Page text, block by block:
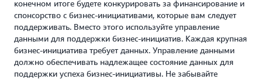
конечном итоге будете конкурировать за финансирование и
спонсорство с бизнес-инициативами, которые вам следует
поддерживать. Вместо этого используйте управление
данными для поддержки бизнес-инициатив. Каждая крупная
бизнес-инициатива требует данных. Управление данными
должно обеспечивать надлежащее состояние данных для
поддержки успеха бизнес-инициативы. Не забывайте